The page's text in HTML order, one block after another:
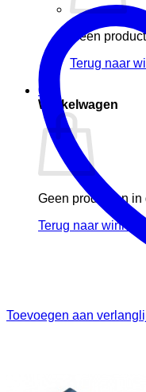
Geen
Terug naar
0
Winkelwagen
Geen producten in
Terug naar winkel
Toevoegen aan